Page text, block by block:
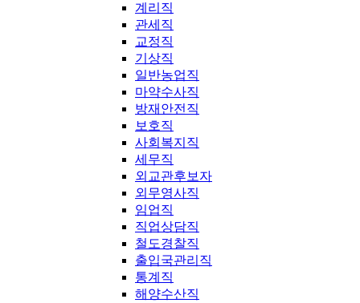
계리직
관세직
교정직
기상직
일반농업직
마약수사직
방재안전직
보호직
사회복지직
세무직
외교관후보자
외무영사직
임업직
직업상담직
철도경찰직
출입국관리직
통계직
해양수산직